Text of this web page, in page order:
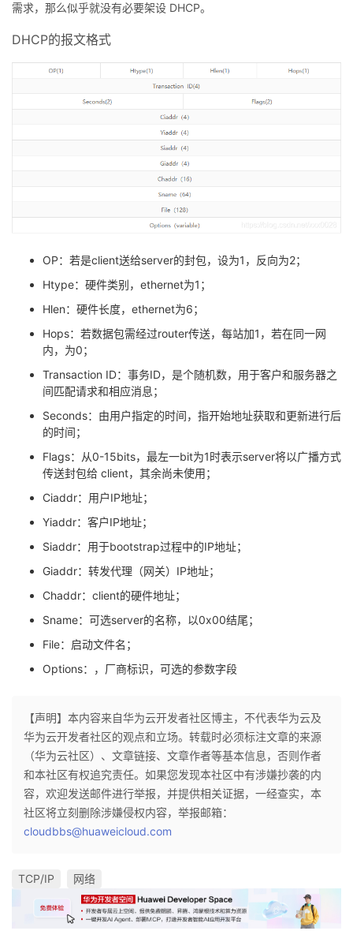
需求，那么似乎就没有必要架设 DHCP。
DHCP的报文格式
OP：若是client送给server的封包，设为1，反向为2；
Htype：硬件类别，ethernet为1；
Hlen：硬件长度，ethernet为6；
Hops：若数据包需经过router传送，每站加1，若在同一网
内，为0；
Transaction ID：事务ID，是个随机数，用于客户和服务器之
间匹配请求和相应消息；
Seconds：由用户指定的时间，指开始地址获取和更新进行后
的时间；
Flags：从0-15bits，最左一bit为1时表示server将以广播方式
传送封包给 client，其余尚未使用；
Ciaddr：用户IP地址；
Yiaddr：客户IP地址；
Siaddr：用于bootstrap过程中的IP地址；
Giaddr：转发代理（网关）IP地址；
Chaddr：client的硬件地址；
Sname：可选server的名称，以0x00结尾；
File：启动文件名；
Options：，厂商标识，可选的参数字段
【声明】本内容来自华为云开发者社区博主，不代表华为云及
华为云开发者社区的观点和立场。转载时必须标注文章的来源
（华为云社区）、文章链接、文章作者等基本信息，否则作者
和本社区有权追究责任。如果您发现本社区中有涉嫌抄袭的内
容，欢迎发送邮件进行举报，并提供相关证据，一经查实，本
社区将立刻删除涉嫌侵权内容，举报邮箱：
cloudbbs@huaweicloud.com
TCP/IP 网络